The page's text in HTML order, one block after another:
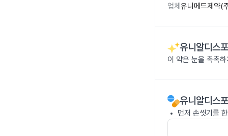
업체 유니메드제약(
유니알디스
이 약은 눈을 촉촉
유니알디스
먼저 손씻기를